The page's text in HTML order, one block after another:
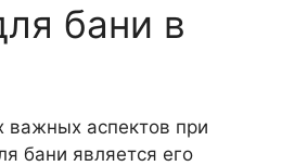
бани в
аспектов при
бани является его